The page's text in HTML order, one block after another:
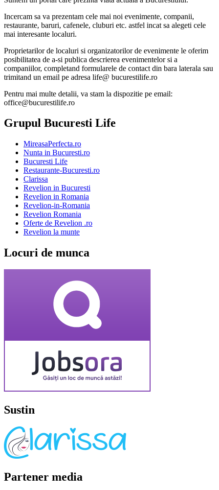
Incercam sa va prezentam cele mai noi evenimente, companii,
restaurante, baruri, cafenele, cluburi etc. astfel incat sa alegeti cele
mai interesante localuri.
Proprietarilor de localuri si organizatorilor de evenimente le oferim
posibilitatea de a-si publica descrierea evenimentelor si a
companiilor, completand formularele de contact din bara laterala sau
trimitand un email pe adresa life@ bucurestilife.ro
Pentru mai multe detalii, va stam la dispozitie pe email:
office@bucurestilife.ro
Grupul Bucuresti Life
MireasaPerfecta.ro
Nunta in Bucuresti.ro
Bucuresti Life
Restaurante-Bucuresti.ro
Clarissa
Revelion in Bucuresti
Revelion in Romania
Revelion-in-Romania
Revelion Romania
Oferte de Revelion .ro
Revelion la munte
Locuri de munca
Sustin
Partener media